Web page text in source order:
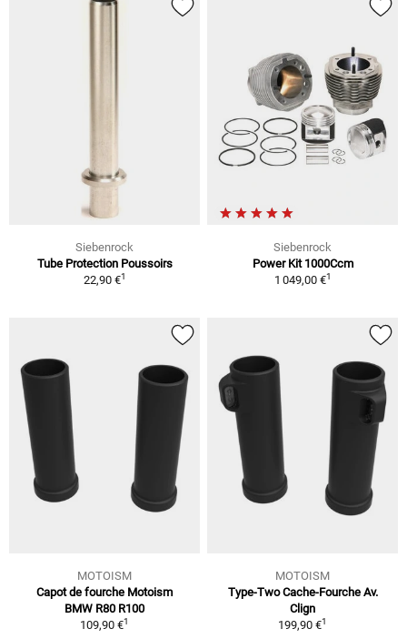
Siebenrock
Tube Protection Poussoirs
22,90 €1
Siebenrock
Power Kit 1000Ccm
1 049,00 €1
MOTOISM
Capot de fourche Motoism
BMW R80 R100
109,90 €1
MOTOISM
Type-Two Cache-Fourche Av.
Clign
199,90 €1